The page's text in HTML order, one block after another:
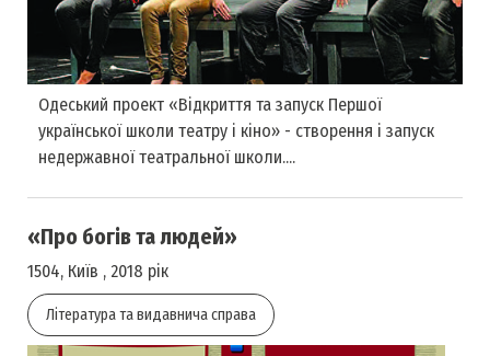
Одеський проект «Відкриття та запуск Першої
української школи театру і кіно» - створення і запуск
недержавної театральної школи....
«Про богів та людей»
1504, Київ , 2018 рік
Література та видавнича справа